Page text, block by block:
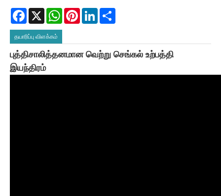
Facebook
X WhatsAppPinterestLinkedIn
தயாரிப்பு விளக்கம்
புத்திசாலித்தனமான வெற்று செங்கல் உற்பத்தி
இயந்திரம்